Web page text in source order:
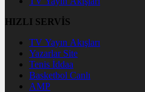
HIZLI SERVİS
TV Yayın Akışları
Yazarlar Site
Tenis İddaa
Basketbol Canlı
AMP